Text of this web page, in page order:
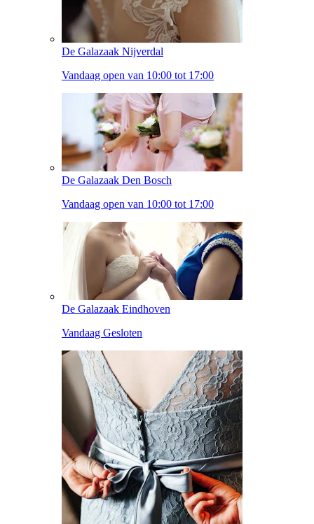
De Galazaak Nijverdal
Vandaag open van 10:00 tot 17:00
De Galazaak Den Bosch
Vandaag open van 10:00 tot 17:00
De Galazaak Eindhoven
Vandaag Gesloten